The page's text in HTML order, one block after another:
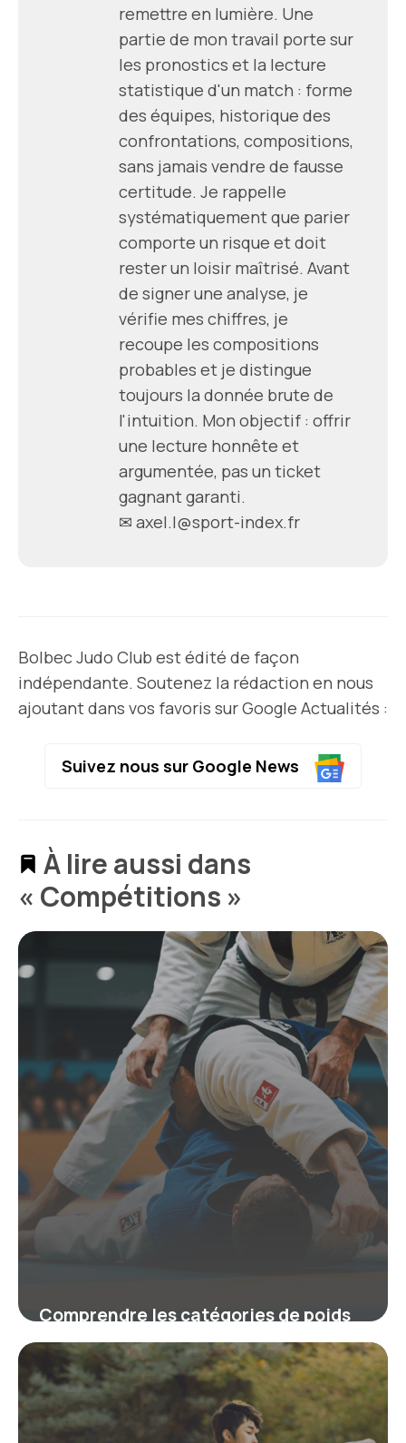
remettre en lumière. Une
partie de mon travail porte sur
les pronostics et la lecture
statistique d'un match : forme
des équipes, historique des
confrontations, compositions,
sans jamais vendre de fausse
certitude. Je rappelle
systématiquement que parier
comporte un risque et doit
rester un loisir maîtrisé. Avant
de signer une analyse, je
vérifie mes chiffres, je
recoupe les compositions
probables et je distingue
toujours la donnée brute de
l'intuition. Mon objectif : offrir
une lecture honnête et
argumentée, pas un ticket
gagnant garanti.
✉ axel.l@sport-index.fr
Bolbec Judo Club est édité de façon
indépendante. Soutenez la rédaction en nous
ajoutant dans vos favoris sur Google Actualités :
Suivez nous sur Google News
À lire aussi dans
« Compétitions »
Comprendre les catégories de poids
au judo pour un entraînement et une
compétition équilibrés
19 juin 2026